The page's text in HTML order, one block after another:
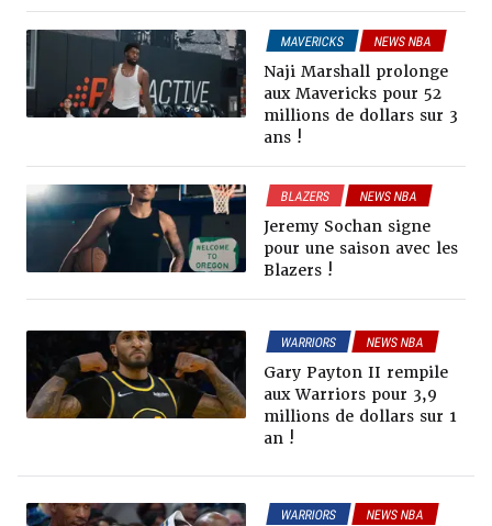
MAVERICKS
NEWS NBA
RUMEURS & TRADES
Naji Marshall prolonge
aux Mavericks pour 52
millions de dollars sur 3
ans !
BLAZERS
NEWS NBA
RUMEURS & TRADES
Jeremy Sochan signe
pour une saison avec les
Blazers !
WARRIORS
NEWS NBA
RUMEURS & TRADES
Gary Payton II rempile
aux Warriors pour 3,9
millions de dollars sur 1
an !
WARRIORS
NEWS NBA